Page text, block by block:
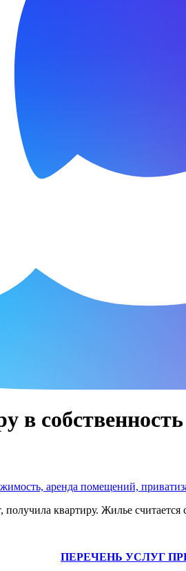
в собственность
аренда помещений,
получила квартиру. Жилье
ПЕРЕЧЕНЬ УСЛУГ